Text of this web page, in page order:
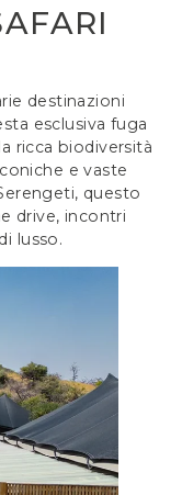
destinazioni
esclusiva fuga
ricca biodiversità
e vaste
questo
drive, incontri
lusso.